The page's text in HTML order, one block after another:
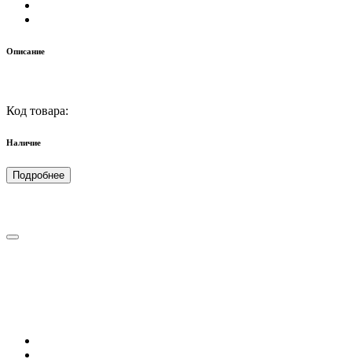
Описание
Код товара:
Наличие
Подробнее